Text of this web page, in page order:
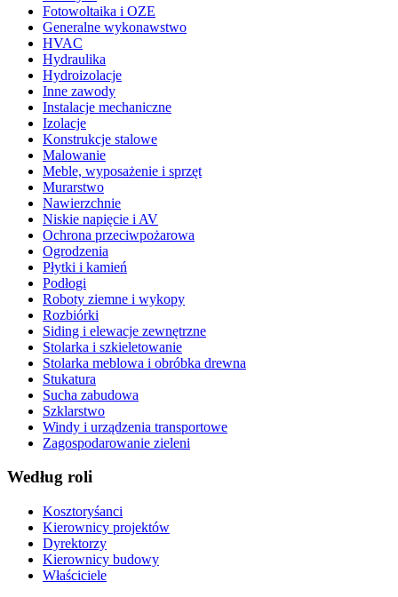
Fotowoltaika i OZE
Generalne wykonawstwo
HVAC
Hydraulika
Hydroizolacje
Inne zawody
Instalacje mechaniczne
Izolacje
Konstrukcje stalowe
Malowanie
Meble, wyposażenie i sprzęt
Murarstwo
Nawierzchnie
Niskie napięcie i AV
Ochrona przeciwpożarowa
Ogrodzenia
Płytki i kamień
Podłogi
Roboty ziemne i wykopy
Rozbiórki
Siding i elewacje zewnętrzne
Stolarka i szkieletowanie
Stolarka meblowa i obróbka drewna
Stukatura
Sucha zabudowa
Szklarstwo
Windy i urządzenia transportowe
Zagospodarowanie zieleni
Według roli
Kosztoryśanci
Kierownicy projektów
Dyrektorzy
Kierownicy budowy
Właściciele